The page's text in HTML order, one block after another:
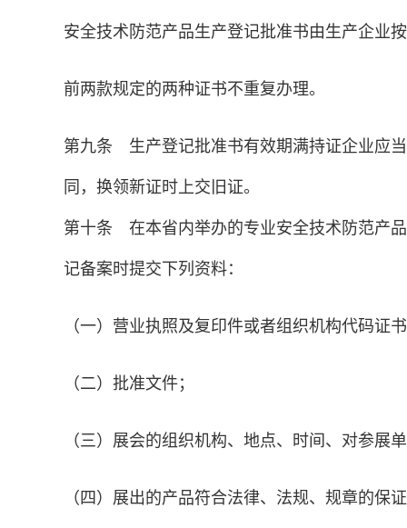
安全技术防范产品生产登记批准书由生产企业
前两款规定的两种证书不重复办理。
第九条 生产登记批准书有效期满持证企业应
同，换领新证时上交旧证。
第十条 在本省内举办的专业安全技术防范产
记备案时提交下列资料：
（一）营业执照及复印件或者组织机构代码证
（二）批准文件；
（三）展会的组织机构、地点、时间、对参展
（四）展出的产品符合法律、法规、规章的保